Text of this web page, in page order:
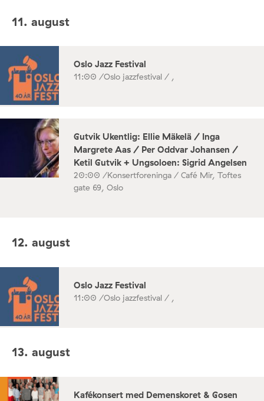
11. august
Oslo Jazz Festival
11:00 /Oslo jazzfestival / ,
Gutvik Ukentlig: Ellie Mäkelä / Inga
Margrete Aas / Per Oddvar Johansen /
Ketil Gutvik + Ungsoloen: Sigrid Angelsen
20:00 /Konsertforeninga / Café Mir, Toftes
gate 69, Oslo
12. august
Oslo Jazz Festival
11:00 /Oslo jazzfestival / ,
13. august
Kafékonsert med Demenskoret & Gosen